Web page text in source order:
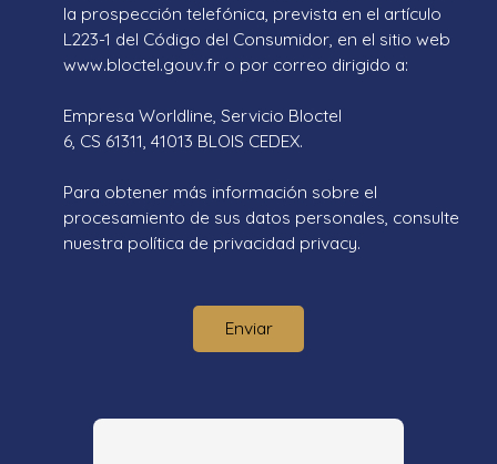
la prospección telefónica, prevista en el artículo
L223-1 del Código del Consumidor, en el sitio web
www.bloctel.gouv.fr o por correo dirigido a:
Empresa Worldline, Servicio Bloctel
6, CS 61311, 41013 BLOIS CEDEX.
Para obtener más información sobre el
procesamiento de sus datos personales, consulte
nuestra política de privacidad privacy.
Enviar